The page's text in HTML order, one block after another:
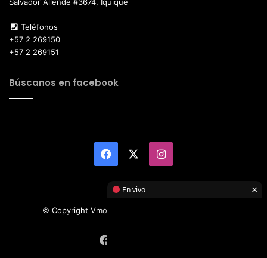
Salvador Allende #3674, Iquique
Teléfonos
+57 2 269150
+57 2 269151
Búscanos en facebook
Facebook Instagram
© Copyright Vmotor TI 2026, All Rights Reserved
En vivo ×